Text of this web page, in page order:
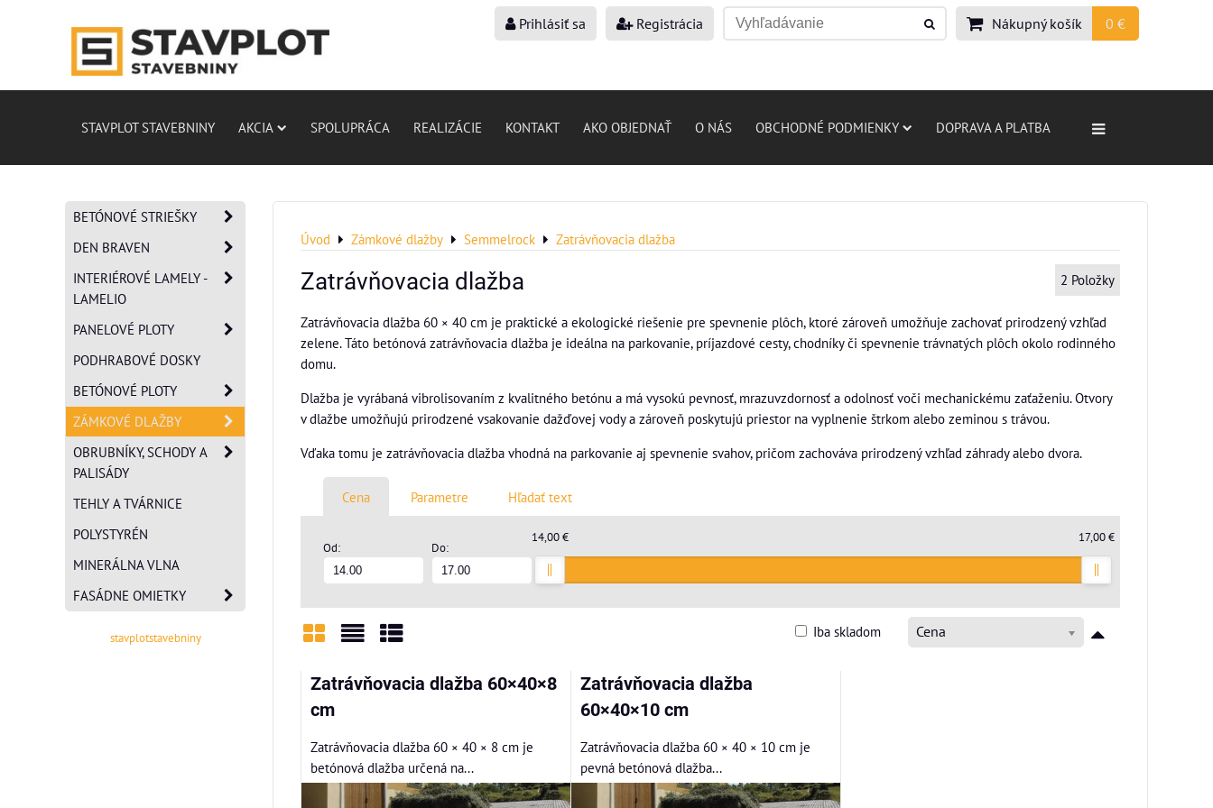
Prihlásiť sa Registrácia Nákupný košík 0 €
STAVPLOT STAVEBNINY AKCIA SPOLUPRÁCA REALIZÁCIE KONTAKT AKO OBJEDNAŤ O NÁS OBCHODNÉ PODMIENKY DOPRAVA A PLATBA
Úvod Zámkové dlažby Semmelrock Zatrávňovacia dlažba
Zatrávňovacia dlažba 2 Položky
Zatrávňovacia dlažba 60 × 40 cm je praktické a ekologické riešenie pre spevnenie plôch, ktoré zároveň umožňuje zachovať prirodzený vzhľad
zelene. Táto betónová zatrávňovacia dlažba je ideálna na parkovanie, príjazdové cesty, chodníky či spevnenie trávnatých plôch okolo rodinného
domu.
Dlažba je vyrábaná vibrolisovaním z kvalitného betónu a má vysokú pevnosť, mrazuvzdornosť a odolnosť voči mechanickému zaťaženiu. Otvory
v dlažbe umožňujú prirodzené vsakovanie dažďovej vody a zároveň poskytujú priestor na vyplnenie štrkom alebo zeminou s trávou.
Vďaka tomu je zatrávňovacia dlažba vhodná na parkovanie aj spevnenie svahov, pričom zachováva prirodzený vzhľad záhrady alebo dvora.
Cena Parametre Hľadať text
Od: Do:
14,00 € 17,00 €
Mriežka
Cena
Iba skladom
Zatrávňovacia dlažba 60×40×8
cm
Zatrávňovacia dlažba 60 × 40 × 8 cm je
betónová dlažba určená na...
Zatrávňovacia dlažba
60×40×10 cm
Zatrávňovacia dlažba 60 × 40 × 10 cm je
pevná betónová dlažba...
BETÓNOVÉ STRIEŠKY
DEN BRAVEN
INTERIÉROVÉ LAMELY -
LAMELIO
PANELOVÉ PLOTY
PODHRABOVÉ DOSKY
BETÓNOVÉ PLOTY
ZÁMKOVÉ DLAŽBY
OBRUBNÍKY, SCHODY A
PALISÁDY
TEHLY A TVÁRNICE
POLYSTYRÉN
MINERÁLNA VLNA
FASÁDNE OMIETKY
stavplotstavebniny